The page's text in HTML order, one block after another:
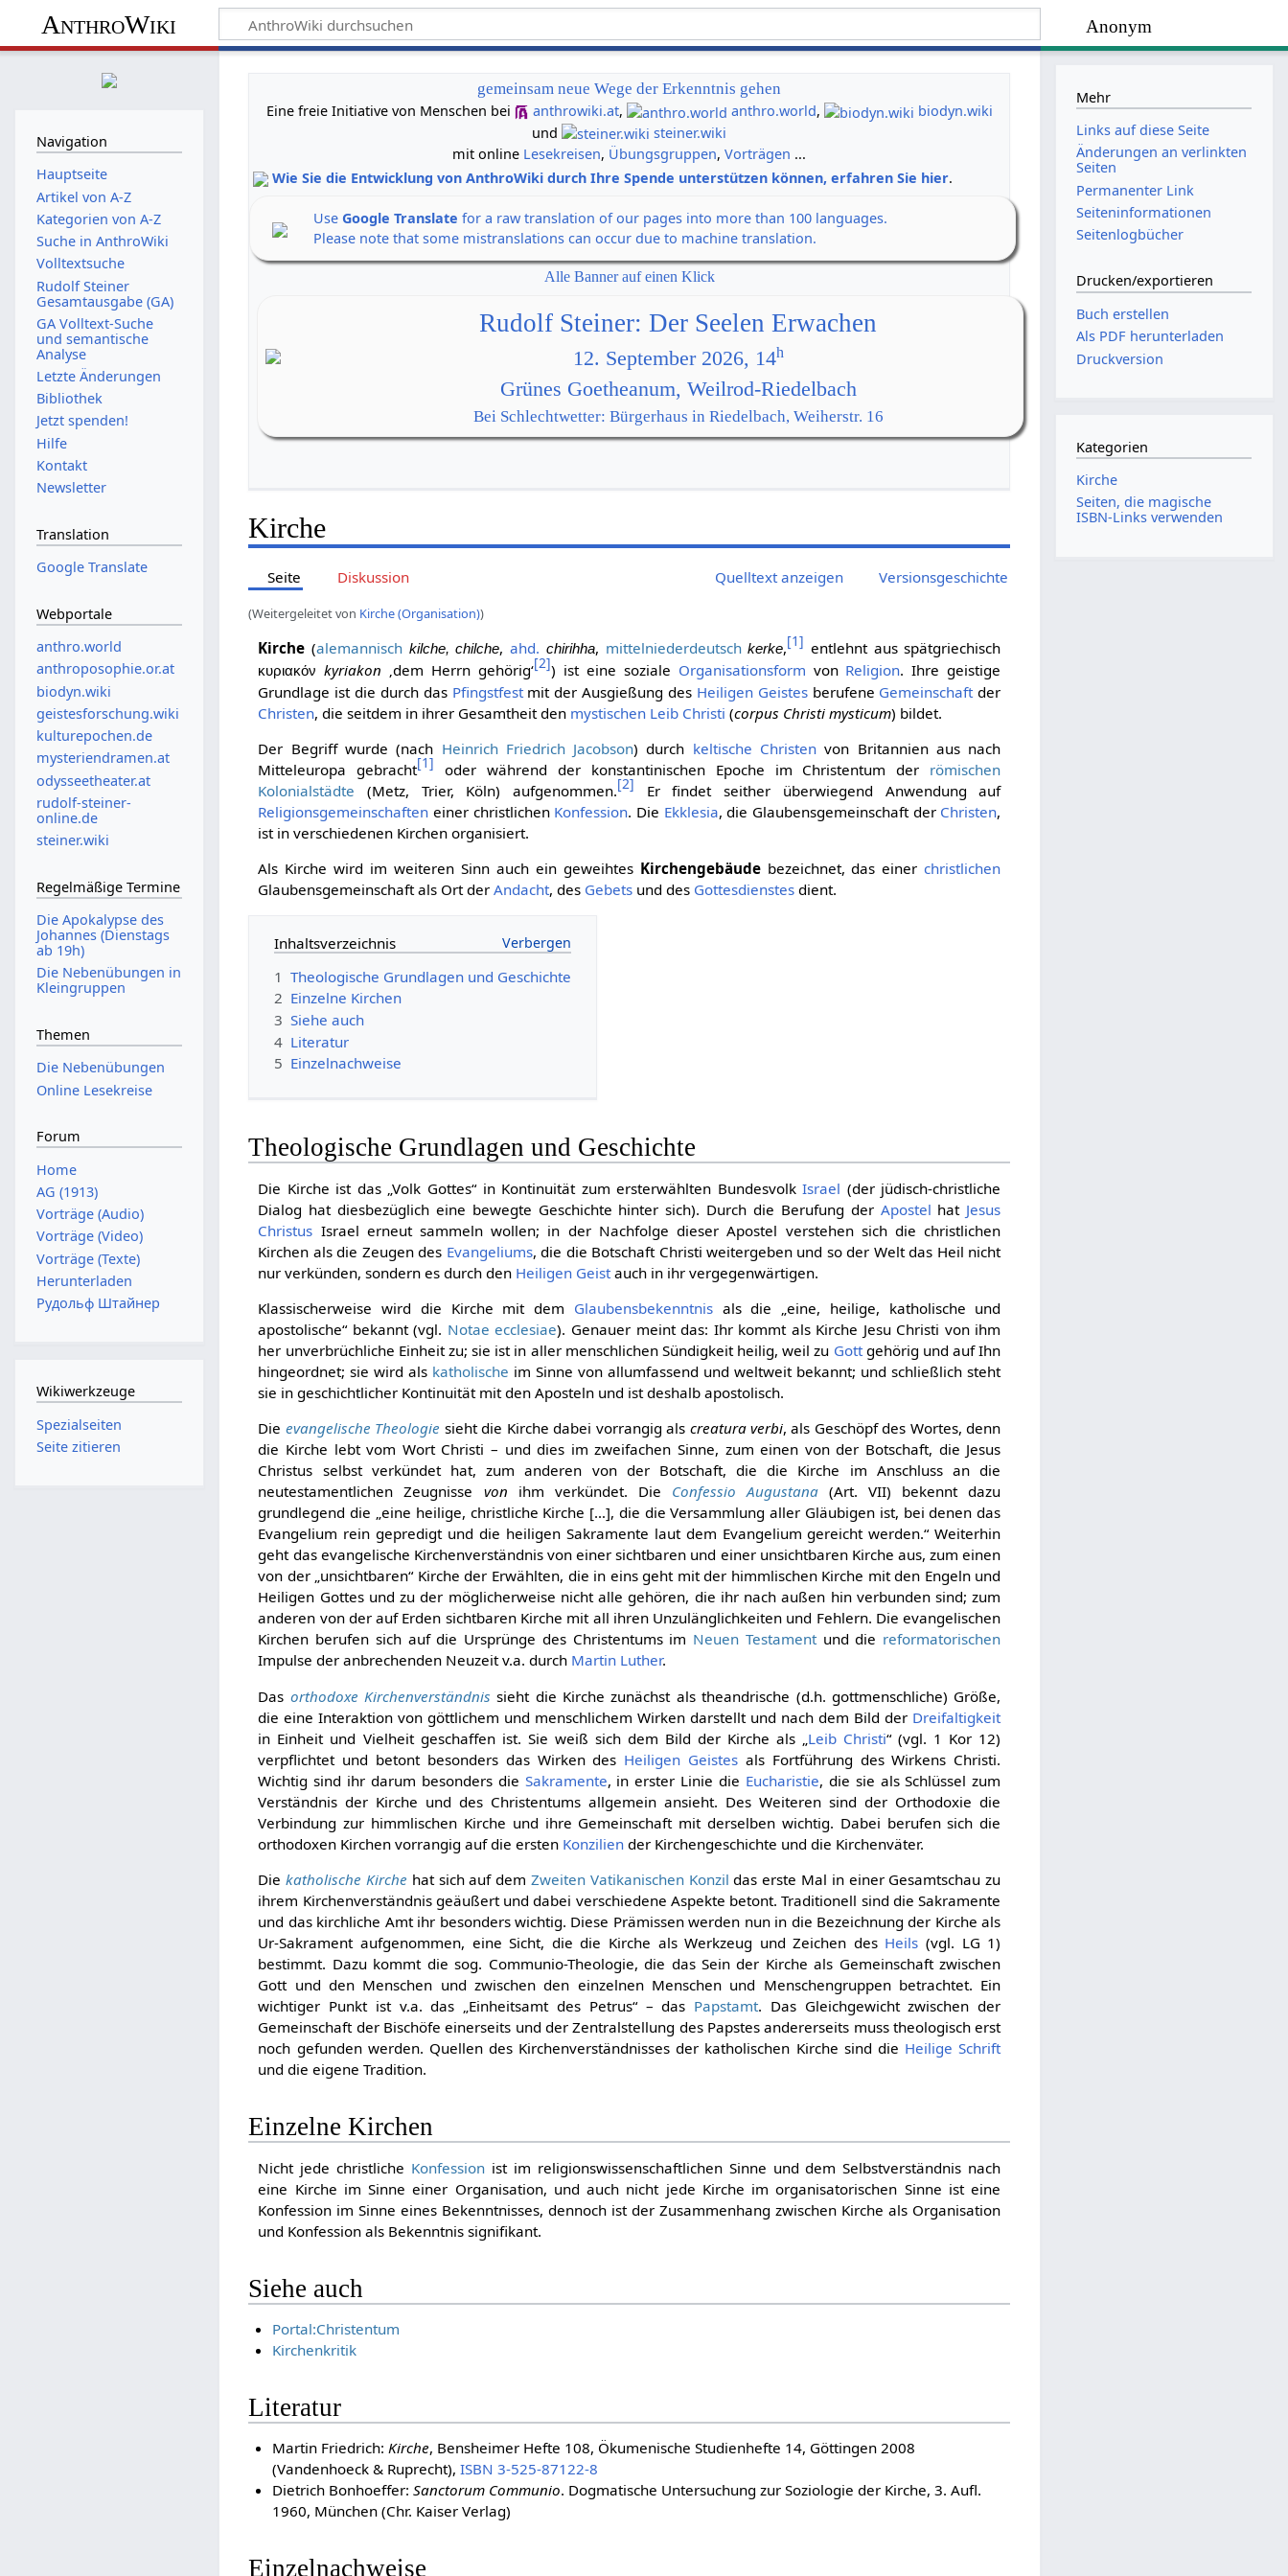
Anonym
AnthroWiki
gemeinsam neue Wege der Erkenntnis gehen
Eine freie Initiative von Menschen bei
anthrowiki.at, anthro.world,
biodyn.wiki
und
steiner.wiki
mit online Lesekreisen, Übungsgruppen,Vorträgen ...
Wie Sie die Entwicklung von AnthroWiki durch Ihre Spende unterstützen können, erfahren Sie hier.
UseGoogle Translate for a raw translation of our pages into more than 100 languages.
Please note that some mistranslations can occur due to machine translation.
Alle Banner auf einen Klick
Rudolf Steiner: Der Seelen Erwachen
12. September 2026, 14h
Grünes Goetheanum, Weilrod-Riedelbach
Bei Schlechtwetter: Bürgerhaus in Riedelbach, Weiherstr. 16
Kirche
Seite Diskussion Quelltext anzeigen Versionsgeschichte
(Weitergeleitet von Kirche (Organisation))
Kirche (alemannisch kilche, chilche,ahd. chirihha, mittelniederdeutsch kerke,[1] entlehnt aus spätgriechisch
κυριακόν kyriakon ‚dem Herrn gehörig‘[2]) ist eine soziale Organisationsform von Religion. Ihre geistige
Grundlage ist die durch das Pfingstfestmit der Ausgießung des Heiligen Geistesberufene Gemeinschaftder
Christen, die seitdem in ihrer Gesamtheit den mystischen Leib Christi (corpus Christi mysticum) bildet.
Der Begriff wurde (nach Heinrich Friedrich Jacobson) durch keltische Christen von Britannien aus nach
Mitteleuropa gebracht[1] oder während der konstantinischen Epoche im Christentum der römischen
Kolonialstädte (Metz, Trier, Köln) aufgenommen.[2] Er findet seither überwiegend Anwendung auf
Religionsgemeinschaften einer christlichen Konfession. Die Ekklesia, die Glaubensgemeinschaft der Christen,
ist in verschiedenen Kirchen organisiert.
Als Kirche wird im weiteren Sinn auch ein geweihtes Kirchengebäudebezeichnet, das einerchristlichen
Glaubensgemeinschaft als Ort derAndacht, des Gebets und des Gottesdienstes dient.
Inhaltsverzeichnis
1 Theologische Grundlagen und Geschichte
2 Einzelne Kirchen
3 Siehe auch
4 Literatur
5 Einzelnachweise
Theologische Grundlagen und Geschichte
Die Kirche ist das „Volk Gottes“ in Kontinuität zum ersterwählten BundesvolkIsrael (der jüdisch-christliche
Dialog hat diesbezüglich eine bewegte Geschichte hinter sich). Durch die Berufung der Apostel hat Jesus
Christus Israel erneut sammeln wollen; in der Nachfolge dieser Apostel verstehen sich die christlichen
Kirchen als die Zeugen des Evangeliums, die die Botschaft Christi weitergeben und so der Welt das Heil nicht
nur verkünden, sondern es durch den Heiligen Geistauch in ihr vergegenwärtigen.
Klassischerweise wird die Kirche mit dem Glaubensbekenntnisals die „eine, heilige, katholische und
apostolische“ bekannt (vgl. Notae ecclesiae). Genauer meint das: Ihr kommt als Kirche Jesu Christi von ihm
her unverbrüchliche Einheit zu; sie ist in aller menschlichen Sündigkeit heilig, weil zu Gottgehörig und auf Ihn
hingeordnet; sie wird als katholische im Sinne von allumfassend und weltweit bekannt; und schließlich steht
sie in geschichtlicher Kontinuität mit den Aposteln und ist deshalb apostolisch.
Die evangelische Theologie sieht die Kirche dabei vorrangig als creatura verbi, als Geschöpf des Wortes, denn
die Kirche lebt vom Wort Christi – und dies im zweifachen Sinne, zum einen von der Botschaft, die Jesus
Christus selbst verkündet hat, zum anderen von der Botschaft, die die Kirche im Anschluss an die
neutestamentlichen Zeugnisse von ihm verkündet. Die Confessio Augustana(Art. VII) bekennt dazu
grundlegend die „eine heilige, christliche Kirche […], die die Versammlung aller Gläubigen ist, bei denen das
Evangelium rein gepredigt und die heiligen Sakramente laut dem Evangelium gereicht werden.“ Weiterhin
geht das evangelische Kirchenverständnis von einer sichtbaren und einer unsichtbaren Kirche aus, zum einen
von der „unsichtbaren“ Kirche der Erwählten, die in eins geht mit der himmlischen Kirche mit den Engeln und
Heiligen Gottes und zu der möglicherweise nicht alle gehören, die ihr nach außen hin verbunden sind; zum
anderen von der auf Erden sichtbaren Kirche mit all ihren Unzulänglichkeiten und Fehlern. Die evangelischen
Kirchen berufen sich auf die Ursprünge des Christentums im Neuen Testamentund die reformatorischen
Impulse der anbrechenden Neuzeit v.a. durch Martin Luther.
Das orthodoxe Kirchenverständnis sieht die Kirche zunächst als theandrische (d.h. gottmenschliche) Größe,
die eine Interaktion von göttlichem und menschlichem Wirken darstellt und nach dem Bild der Dreifaltigkeit
in Einheit und Vielheit geschaffen ist. Sie weiß sich dem Bild der Kirche als „ Leib Christi“ (vgl. 1 Kor 12)
verpflichtet und betont besonders das Wirken des Heiligen Geistes als Fortführung des Wirkens Christi.
Wichtig sind ihr darum besonders die Sakramente, in erster Linie die Eucharistie, die sie als Schlüssel zum
Verständnis der Kirche und des Christentums allgemein ansieht. Des Weiteren sind der Orthodoxie die
Verbindung zur himmlischen Kirche und ihre Gemeinschaft mit derselben wichtig. Dabei berufen sich die
orthodoxen Kirchen vorrangig auf die ersten Konzilien der Kirchengeschichte und die Kirchenväter.
Diekatholische Kirche hat sich auf demZweiten Vatikanischen Konzil das erste Mal in einer Gesamtschau zu
ihrem Kirchenverständnis geäußert und dabei verschiedene Aspekte betont. Traditionell sind die Sakramente
und das kirchliche Amt ihr besonders wichtig. Diese Prämissen werden nun in die Bezeichnung der Kirche als
Ur-Sakrament aufgenommen, eine Sicht, die die Kirche als Werkzeug und Zeichen des Heils (vgl. LG 1)
bestimmt. Dazu kommt die sog. Communio-Theologie, die das Sein der Kirche als Gemeinschaft zwischen
Gott und den Menschen und zwischen den einzelnen Menschen und Menschengruppen betrachtet. Ein
wichtiger Punkt ist v.a. das „Einheitsamt des Petrus“ – das Papstamt. Das Gleichgewicht zwischen der
Gemeinschaft der Bischöfe einerseits und der Zentralstellung des Papstes andererseits muss theologisch erst
noch gefunden werden. Quellen des Kirchenverständnisses der katholischen Kirche sind die Heilige Schrift
und die eigene Tradition.
Einzelne Kirchen
Nicht jede christliche Konfession ist im religionswissenschaftlichen Sinne und dem Selbstverständnis nach
eine Kirche im Sinne einer Organisation, und auch nicht jede Kirche im organisatorischen Sinne ist eine
Konfession im Sinne eines Bekenntnisses, dennoch ist der Zusammenhang zwischen Kirche als Organisation
und Konfession als Bekenntnis signifikant.
Siehe auch
Portal:Christentum
Kirchenkritik
Literatur
Martin Friedrich: Kirche, Bensheimer Hefte 108, Ökumenische Studienhefte 14, Göttingen 2008
(Vandenhoeck & Ruprecht), ISBN 3-525-87122-8
Dietrich Bonhoeffer: Sanctorum Communio. Dogmatische Untersuchung zur Soziologie der Kirche, 3. Aufl.
1960, München (Chr. Kaiser Verlag)
Einzelnachweise
Navigation
Hauptseite
Artikel von A-Z
Kategorien von A-Z
Suche in AnthroWiki
Volltextsuche
Rudolf Steiner
Gesamtausgabe (GA)
GA Volltext-Suche
und semantische
Analyse
Letzte Änderungen
Bibliothek
Jetzt spenden!
Hilfe
Kontakt
Newsletter
Translation
Google Translate
Webportale
anthro.world
anthroposophie.or.at
biodyn.wiki
geistesforschung.wiki
kulturepochen.de
mysteriendramen.at
odysseetheater.at
rudolf-steiner-
online.de
steiner.wiki
Regelmäßige Termine
Die Apokalypse des
Johannes (Dienstags
ab 19h)
Die Nebenübungen in
Kleingruppen
Themen
Die Nebenübungen
Online Lesekreise
Forum
Home
AG (1913)
Vorträge (Audio)
Vorträge (Video)
Vorträge (Texte)
Herunterladen
Рудольф Штайнер
Wikiwerkzeuge
Spezialseiten
Seite zitieren
Mehr
Links auf diese Seite
Änderungen an verlinkten
Seiten
Permanenter Link
Seiten­­informationen
Seitenlogbücher
Drucken/­exportieren
Buch erstellen
Als PDF herunterladen
Druckversion
Kategorien
Kirche
Seiten, die magische
ISBN-Links verwenden